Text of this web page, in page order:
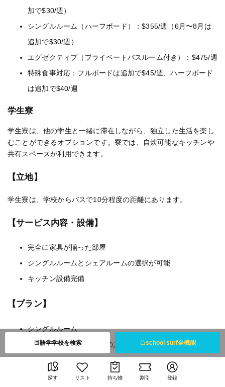
探す リスト 持ち物 割引 登録
語学学校を検索 school surf全機能
加で$30/週）
シングルルーム（ハーフボード）：$355/週（6月〜8月は
追加で$30/週）
エグゼクティブ（プライベートバスルーム付き）：$475/週
特殊食事対応：フルボードは追加で$45/週、ハーフボード
は追加で$40/週​
学生寮
学生寮は、他の学生と一緒に滞在しながら、独立した生活を楽し
むことができるオプションです。寮では、自炊可能なキッチンや
共有スペースが利用できます。
【立地】
学生寮は、学校からバスで10分程度の距離にあります。
【サービス内容・設備】
完全に家具が揃った部屋
シングルルームとシェアルームの選択が可能
キッチン設備完備
【プラン】
シングルルーム
シェアルーム（複数人での共有）